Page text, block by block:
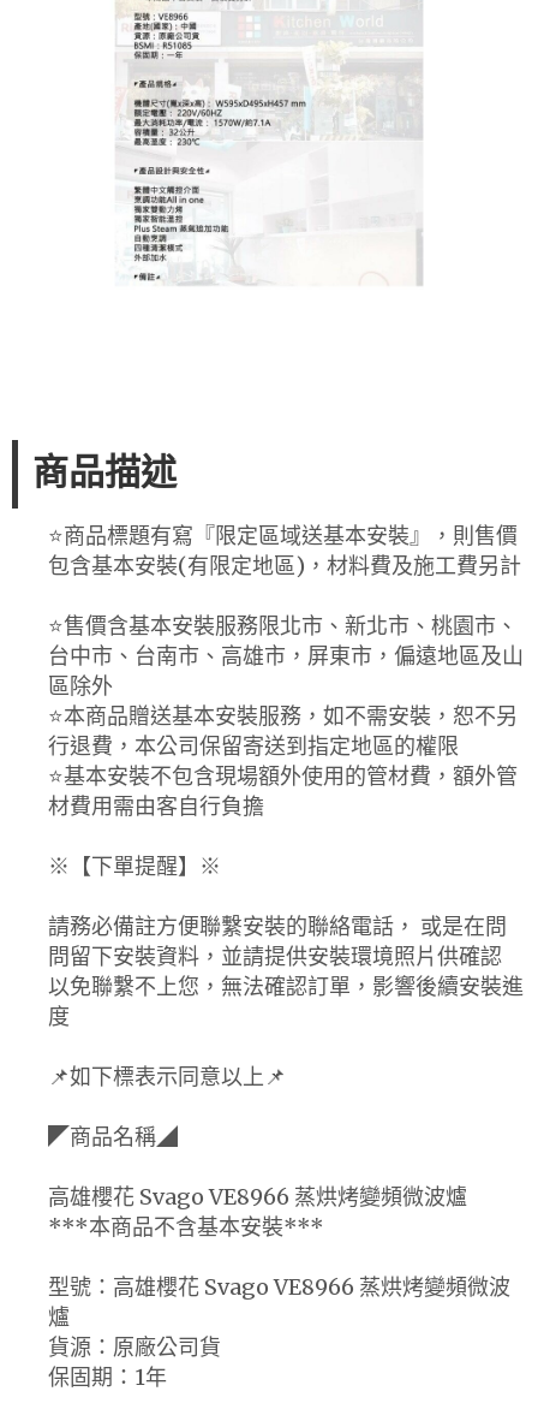
商品描述
⭐️商品標題有寫『限定區域送基本安裝』，則售價
包含基本安裝(有限定地區)，材料費及施工費另計
⭐️售價含基本安裝服務限北市、新北市、桃園市、
台中市、台南市、高雄市，屏東市，偏遠地區及山
區除外
⭐️本商品贈送基本安裝服務，如不需安裝，恕不另
行退費，本公司保留寄送到指定地區的權限
⭐️基本安裝不包含現場額外使用的管材費，額外管
材費用需由客自行負擔
※【下單提醒】※
請務必備註方便聯繫安裝的聯絡電話， 或是在問
問留下安裝資料，並請提供安裝環境照片供確認
以免聯繫不上您，無法確認訂單，影響後續安裝進
度
📌如下標表示同意以上📌
◤商品名稱◢
高雄櫻花 Svago VE8966 蒸烘烤變頻微波爐
***本商品不含基本安裝***
型號：高雄櫻花 Svago VE8966 蒸烘烤變頻微波
爐
貨源：原廠公司貨
保固期：1年